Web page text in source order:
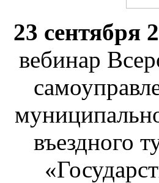
23 сентября
вебинар
въездного